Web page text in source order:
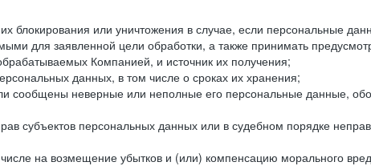
блокирования или уничтожения в случае, если персональные
для заявленной цели обработки, а также принимать
Компанией, и источник их получения;
данных, в том числе о сроках их хранения;
сообщены неверные или неполные его персональные данные,
субъектов персональных данных или в судебном порядке
на возмещение убытков и (или) компенсацию морального